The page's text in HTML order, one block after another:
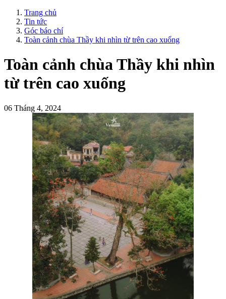
Trang chủ
Tin tức
Góc báo chí
Toàn cảnh chùa Thầy khi nhìn từ trên cao xuống
Toàn cảnh chùa Thầy khi nhìn
từ trên cao xuống
06 Tháng 4, 2024